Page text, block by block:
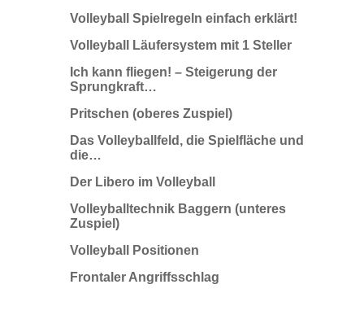
Volleyball Spielregeln einfach erklärt!
Volleyball Läufersystem mit 1 Steller
Ich kann fliegen! – Steigerung der
Sprungkraft…
Pritschen (oberes Zuspiel)
Das Volleyballfeld, die Spielfläche und
die…
Der Libero im Volleyball
Volleyballtechnik Baggern (unteres
Zuspiel)
Volleyball Positionen
Frontaler Angriffsschlag